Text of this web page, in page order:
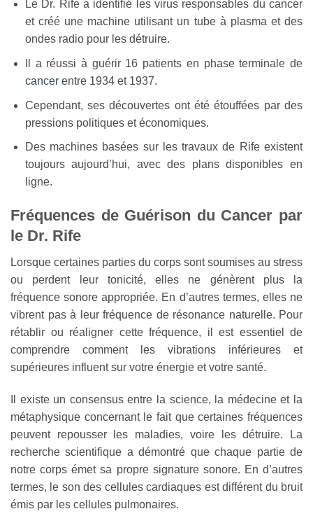
Le Dr. Rife a identifié les virus responsables du cancer
et créé une machine utilisant un tube à plasma et des
ondes radio pour les détruire.
Il a réussi à guérir 16 patients en phase terminale de
cancerentre 1934 et 1937.
Cependant, ses découvertes ont été étouffées par des
pressions politiques et économiques.
Des machines basées sur les travaux de Rife existent
toujours aujourd’hui, avec des plans disponibles en
ligne.
Fréquences de Guérison du Cancer par
le Dr. Rife
Lorsque certaines parties du corps sont soumises au stress
ou perdent leur tonicité, elles ne génèrent plus la
fréquence sonore appropriée. En d’autres termes, elles ne
vibrent pas à leur fréquence de résonance naturelle. Pour
rétablir ou réaligner cette fréquence, il est essentiel de
comprendre comment les vibrations inférieures et
supérieures influent sur votre énergie et votre santé.
Il existe un consensus entre la science, la médecine et la
métaphysique concernant le fait que certaines fréquences
peuvent repousser les maladies, voire les détruire. La
recherche scientifique a démontré que chaque partie de
notre corps émet sa propre signature sonore. En d’autres
termes, le son des cellules cardiaques est différent du bruit
émis par les cellules pulmonaires.